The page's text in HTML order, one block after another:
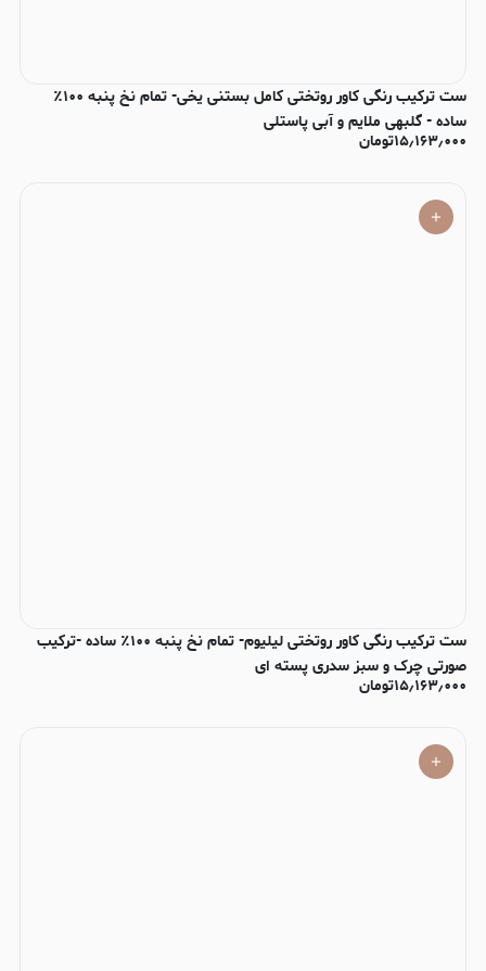
ست ترکیب رنگی کاور روتختی کامل بستنی یخی- تمام نخ پنبه ۱۰۰٪
ساده - گلبهی ملایم و آبی پاستلی
۱۵٫۱۶۳٫۰۰۰تومان
ست ترکیب رنگی کاور روتختی لیلیوم- تمام نخ پنبه ۱۰۰٪ ساده -ترکیب
صورتی چرک و سبز سدری پسته ای
۱۵٫۱۶۳٫۰۰۰تومان